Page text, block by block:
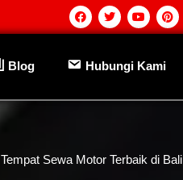
Blog Hubungi Kami
Tempat Sewa Motor Terbaik di Bali